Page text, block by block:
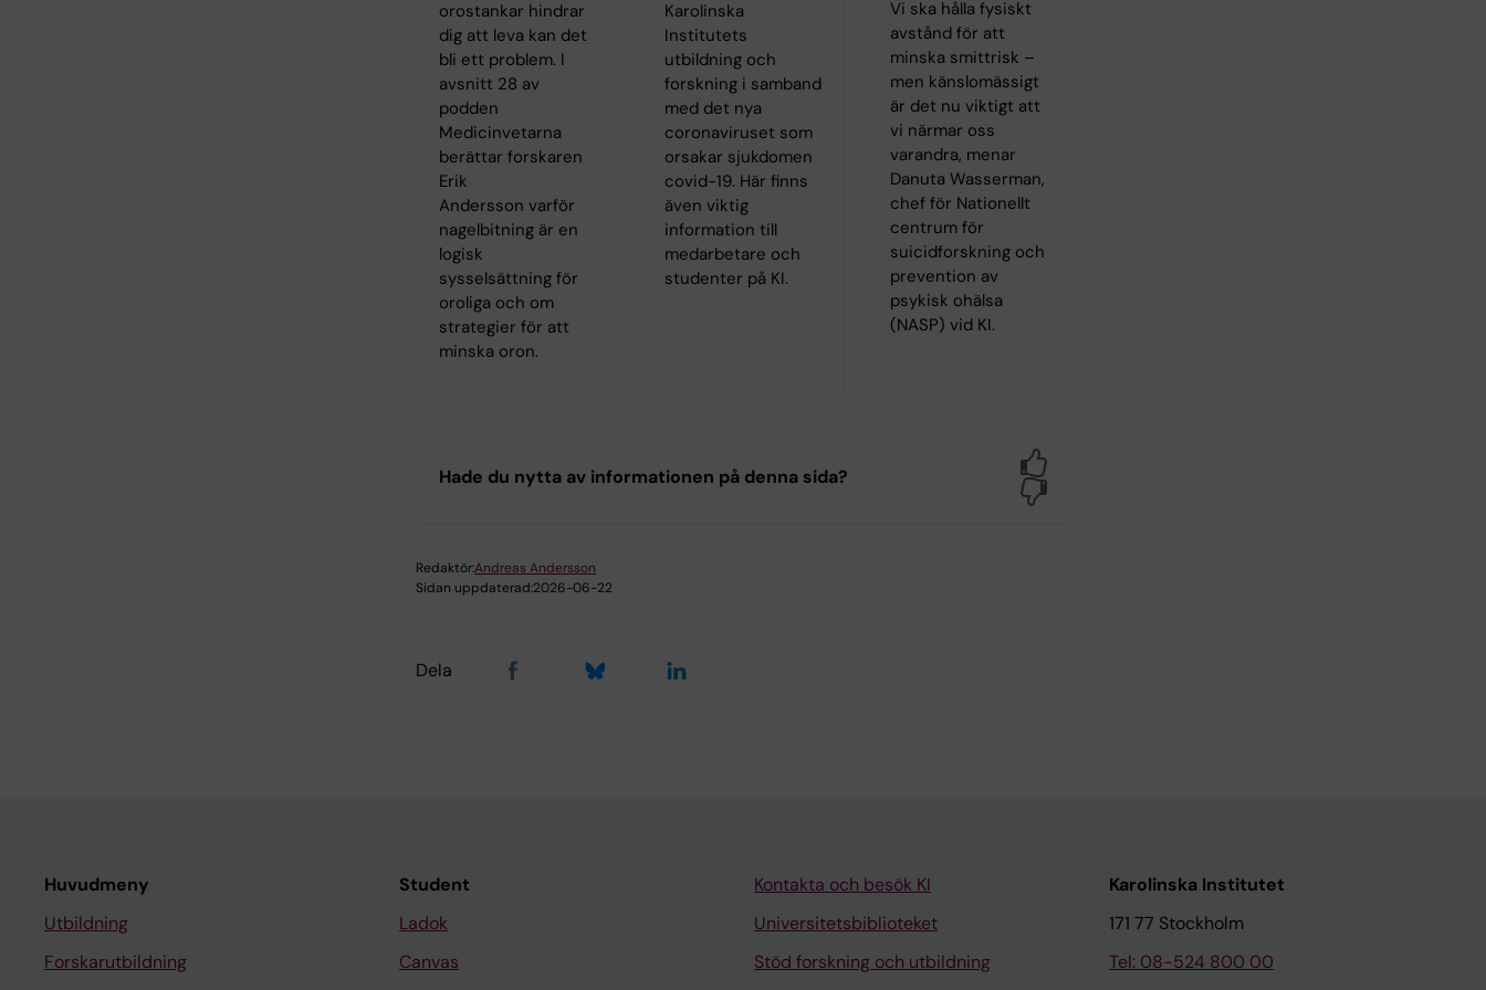
orostankar hindrar
dig att leva kan det
bli ett problem. I
avsnitt 28 av
podden
Medicinvetarna
berättar forskaren
Erik
Andersson varför
nagelbitning är en
logisk
sysselsättning för
oroliga och om
strategier för att
minska oron.
Karolinska
Institutets
utbildning och
forskning i samband
med det nya
coronaviruset som
orsakar sjukdomen
covid-19. Här finns
även viktig
information till
medarbetare och
studenter på KI.
Vi ska hålla fysiskt
avstånd för att
minska smittrisk –
men känslomässigt
är det nu viktigt att
vi närmar oss
varandra, menar
Danuta Wasserman,
chef för Nationellt
centrum för
suicidforskning och
prevention av
psykisk ohälsa
(NASP) vid KI.
Hade du nytta av informationen på denna sida?
Redaktör:Andreas Andersson
Sidan uppdaterad:2026-06-22
Dela
Huvudmeny
Utbildning
Forskarutbildning
Student
Ladok
Canvas
Kontakta och besök KI
Universitetsbiblioteket
Stöd forskning och utbildning
Karolinska Institutet
171 77 Stockholm
Tel: 08-524 800 00